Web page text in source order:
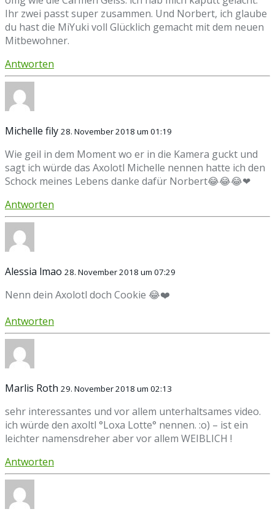
Ihr zwei passt super zusammen. Und Norbert, ich glaube
du hast die MiYuki voll Glücklich gemacht mit dem neuen
Mitbewohner.
Antworten
Michelle fily 28. November 2018 um 01:19
Wie geil in dem Moment wo er in die Kamera guckt und
sagt ich würde das Axolotl Michelle nennen hatte ich den
Schock meines Lebens danke dafür Norbert😂😂😂❤
Antworten
Alessia lmao 28. November 2018 um 07:29
Nenn dein Axolotl doch Cookie 😂❤️
Antworten
Marlis Roth 29. November 2018 um 02:13
sehr interessantes und vor allem unterhaltsames video.
ich würde den axoltl °Loxa Lotte° nennen. :o) – ist ein
leichter namensdreher aber vor allem WEIBLICH !
Antworten